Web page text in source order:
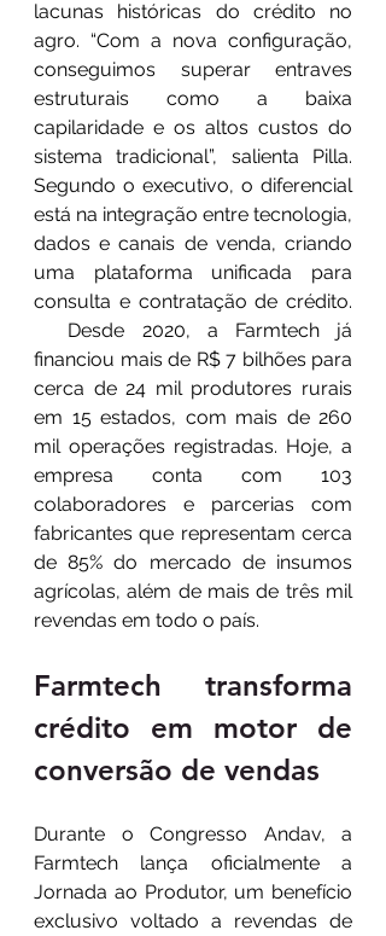
lacunas históricas do crédito no
agro. “Com a nova configuração,
conseguimos superar entraves
estruturais como a baixa
capilaridade e os altos custos do
sistema tradicional”, salienta Pilla.
Segundo o executivo, o diferencial
está na integração entre tecnologia,
dados e canais de venda, criando
uma plataforma unificada para
consulta e contratação de crédito.
Desde 2020, a Farmtech já
financiou mais de R$ 7 bilhões para
cerca de 24 mil produtores rurais
em 15 estados, com mais de 260
mil operações registradas. Hoje, a
empresa conta com 103
colaboradores e parcerias com
fabricantes que representam cerca
de 85% do mercado de insumos
agrícolas, além de mais de três mil
revendas em todo o país.
Farmtech transforma
crédito em motor de
conversão de vendas
Durante o Congresso Andav, a
Farmtech lança oficialmente a
Jornada ao Produtor, um benefício
exclusivo voltado a revendas de